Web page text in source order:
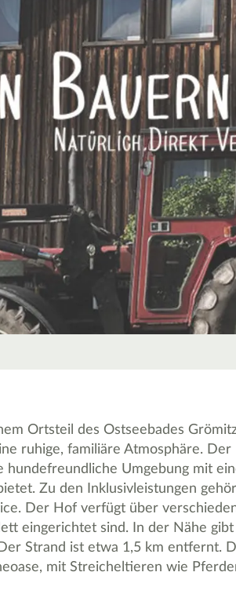
Ortsteil des Ostseebades
ruhige, familiäre Atmosphäre.
hundefreundliche Umgebung mit
Zu den Inklusivleistungen
Der Hof verfügt über
eingerichtet sind. In der Nähe
Strand ist etwa 1,5 km entfernt.
mit Streicheltieren wie